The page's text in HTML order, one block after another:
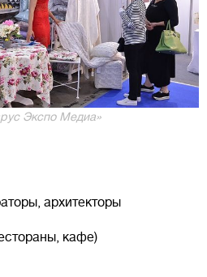
Экспо Медиа»
архитекторы
кафе)